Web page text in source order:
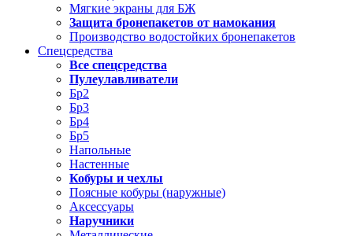
Мягкие экраны для БЖ
Защита бронепакетов от намокания
Производство водостойких бронепакетов
Спецсредства
Все спецсредства
Пулеулавливатели
Бр2
Бр3
Бр4
Бр5
Напольные
Настенные
Кобуры и чехлы
Поясные кобуры (наружные)
Аксессуары
Наручники